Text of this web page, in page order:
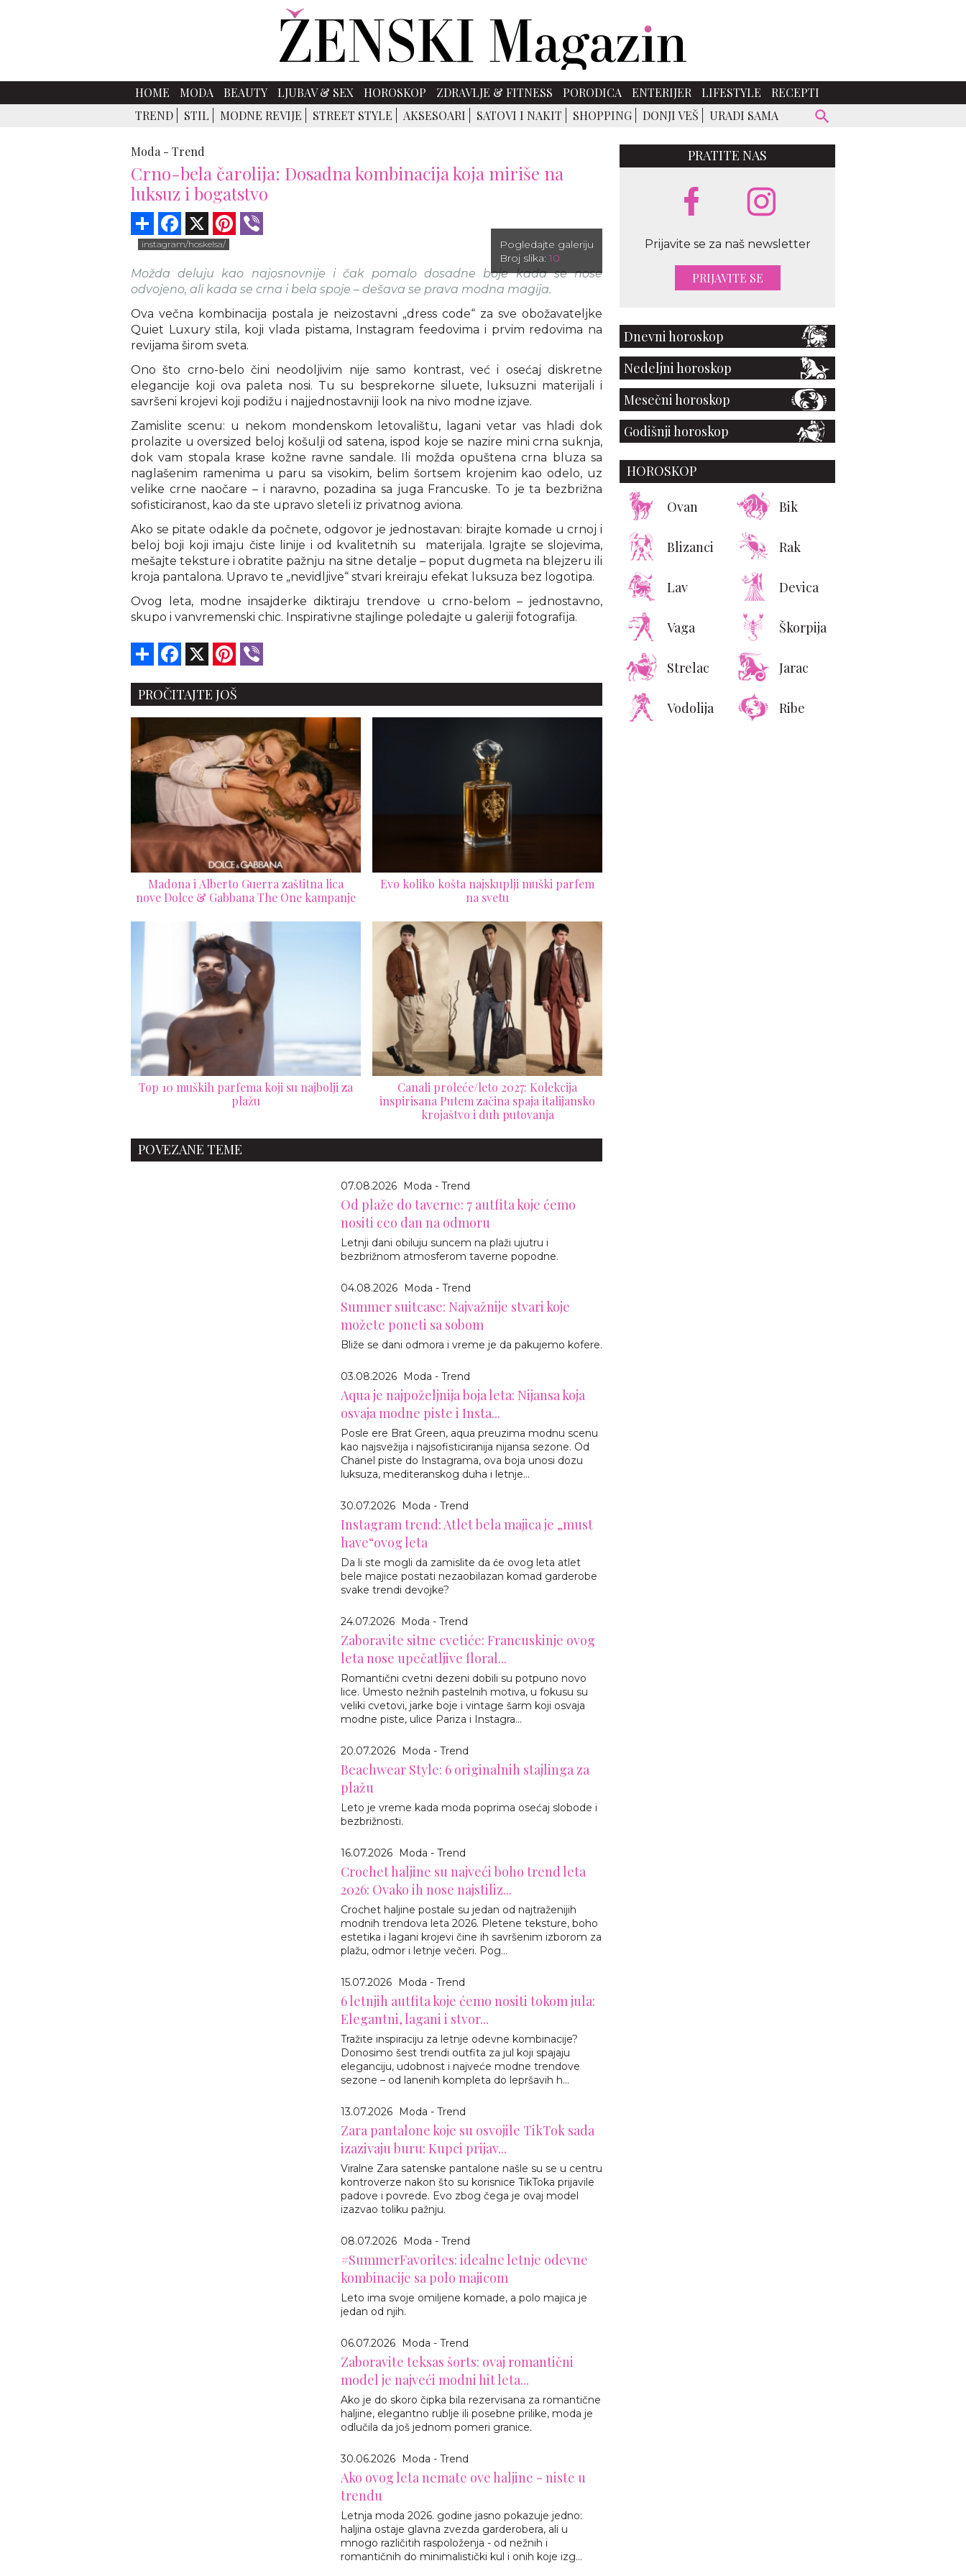
HOME MODA BEAUTY LJUBAV & SEX HOROSKOP ZDRAVLJE & FITNESS PORODICA ENTERIJER LIFESTYLE
RECEPTI
TREND
STIL MODNE REVIJE STREET STYLE AKSESOARI SATOVI I NAKIT SHOPPING DONJI VEŠ URADI SAMA
Moda - Trend
Crno-bela čarolija: Dosadna kombinacija koja miriše na
luksuz i bogatstvo
Share Facebook Pinterest
instagram/hoskelsa/
Pogledajte galeriju
Broj slika:10
Možda deluju kao najosnovnije i čak pomalo dosadne boje kada se nose
odvojeno, ali kada se crna i bela spoje – dešava se prava modna magija.
Ova večna kombinacija postala je neizostavni „dress code“ za sve obožavateljke
Quiet Luxury stila, koji vlada pistama, Instagram feedovima i prvim redovima na
revijama širom sveta.
Ono što crno-belo čini neodoljivim nije samo kontrast, već i osećaj diskretne
elegancije koji ova paleta nosi. Tu su besprekorne siluete, luksuzni materijali i
savršeni krojevi koji podižu i najjednostavniji look na nivo modne izjave.
Zamislite scenu: u nekom mondenskom letovalištu, lagani vetar vas hladi dok
prolazite u oversized beloj košulji od satena, ispod koje se nazire mini crna suknja,
dok vam stopala krase kožne ravne sandale. Ili možda opuštena crna bluza sa
naglašenim ramenima u paru sa visokim, belim šortsem krojenim kao odelo, uz
velike crne naočare – i naravno, pozadina sa juga Francuske. To je ta bezbrižna
sofisticiranost, kao da ste upravo sleteli iz privatnog aviona.
Ako se pitate odakle da počnete, odgovor je jednostavan: birajte komade u crnoj i
beloj boji koji imaju čiste linije i od kvalitetnih su materijala. Igrajte se slojevima,
mešajte teksture i obratite pažnju na sitne detalje – poput dugmeta na blejzeru ili
kroja pantalona. Upravo te „nevidljive“ stvari kreiraju efekat luksuza bez logotipa.
Ovog leta, modne insajderke diktiraju trendove u crno-belom – jednostavno,
skupo i vanvremenski chic. Inspirativne stajlinge poledajte u galeriji fotografija.
Share Facebook Pinterest
PROČITAJTE JOŠ
Madona i Alberto Guerra zaštitna lica
nove Dolce & Gabbana The One kampanje
Evo koliko košta najskuplji muški parfem
na svetu
Top 10 muških parfema koji su najbolji za
plažu
Canali proleće/leto 2027: Kolekcija
inspirisana Putem začina spaja italijansko
krojaštvo i duh putovanja
POVEZANE TEME
07.08.2026 Moda - Trend
Od plaže do taverne: 7 autfita koje ćemo
nositi ceo dan na odmoru
Letnji dani obiluju suncem na plaži ujutru i
bezbrižnom atmosferom taverne popodne.
04.08.2026 Moda - Trend
Summer suitcase: Najvažnije stvari koje
možete poneti sa sobom
Bliže se dani odmora i vreme je da pakujemo kofere.
03.08.2026 Moda - Trend
Aqua je najpoželjnija boja leta: Nijansa koja
osvaja modne piste i Insta...
Posle ere Brat Green, aqua preuzima modnu scenu
kao najsvežija i najsofisticiranija nijansa sezone. Od
Chanel piste do Instagrama, ova boja unosi dozu
luksuza, mediteranskog duha i letnje...
30.07.2026 Moda - Trend
Instagram trend: Atlet bela majica je „must
have“ovog leta
Da li ste mogli da zamislite da će ovog leta atlet
bele majice postati nezaobilazan komad garderobe
svake trendi devojke?
24.07.2026 Moda - Trend
Zaboravite sitne cvetiće: Francuskinje ovog
leta nose upečatljive floral...
Romantični cvetni dezeni dobili su potpuno novo
lice. Umesto nežnih pastelnih motiva, u fokusu su
veliki cvetovi, jarke boje i vintage šarm koji osvaja
modne piste, ulice Pariza i Instagra...
20.07.2026 Moda - Trend
Beachwear Style: 6 originalnih stajlinga za
plažu
Leto je vreme kada moda poprima osećaj slobode i
bezbrižnosti.
16.07.2026 Moda - Trend
Crochet haljine su najveći boho trend leta
2026: Ovako ih nose najstiliz...
Crochet haljine postale su jedan od najtraženijih
modnih trendova leta 2026. Pletene teksture, boho
estetika i lagani krojevi čine ih savršenim izborom za
plažu, odmor i letnje večeri. Pog...
15.07.2026 Moda - Trend
6 letnjih autfita koje ćemo nositi tokom jula:
Elegantni, lagani i stvor...
Tražite inspiraciju za letnje odevne kombinacije?
Donosimo šest trendi outfita za jul koji spajaju
eleganciju, udobnost i najveće modne trendove
sezone – od lanenih kompleta do lepršavih h...
13.07.2026 Moda - Trend
Zara pantalone koje su osvojile TikTok sada
izazivaju buru: Kupci prijav...
Viralne Zara satenske pantalone našle su se u centru
kontroverze nakon što su korisnice TikToka prijavile
padove i povrede. Evo zbog čega je ovaj model
izazvao toliku pažnju.
08.07.2026 Moda - Trend
#SummerFavorites: idealne letnje odevne
kombinacije sa polo majicom
Leto ima svoje omiljene komade, a polo majica je
jedan od njih.
06.07.2026 Moda - Trend
Zaboravite teksas šorts: ovaj romantični
model je najveći modni hit leta...
Ako je do skoro čipka bila rezervisana za romantične
haljine, elegantno rublje ili posebne prilike, moda je
odlučila da još jednom pomeri granice.
30.06.2026 Moda - Trend
Ako ovog leta nemate ove haljine - niste u
trendu
Letnja moda 2026. godine jasno pokazuje jedno:
haljina ostaje glavna zvezda garderobera, ali u
mnogo različitih raspoloženja - od nežnih i
romantičnih do minimalistički kul i onih koje izg...
PRATITE NAS
Prijavite se za naš newsletter
PRIJAVITE SE
Dnevni horoskop
Nedeljni horoskop
Mesečni horoskop
Godišnji horoskop
HOROSKOP
Ovan Bik
Blizanci Rak
Lav Devica
Vaga Škorpija
Strelac Jarac
Vodolija Ribe